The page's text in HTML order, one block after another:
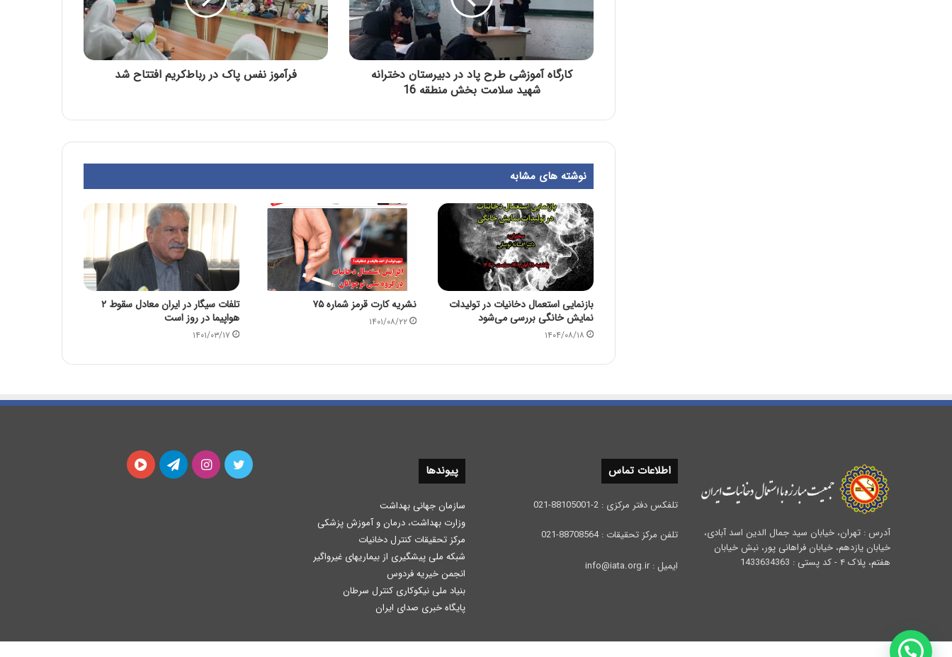
کارگاه آموزشی طرح پاد در دبیرستان دخترانه
شهید سلامت بخش منطقه 16
فرآموز نفس پاک در رباط‌کریم افتتاح شد
نوشته های مشابه
بازنمایی استعمال دخانیات در تولیدات
نمایش خانگی بررسی می‌شود
۱۴۰۴/۰۸/۱۸
نشریه کارت قرمز شماره ۷۵
۱۴۰۱/۰۸/۲۲
تلفات سیگار در ایران معادل سقوط ۲
هواپیما در روز است
۱۴۰۱/۰۳/۱۷
آدرس : تهران، خیابان سید جمال الدین اسد آبادی،
خیابان یازدهم، خیابان فراهانی پور، نبش خیابان
هفتم، پلاک ۴ - کد پستی : 1433634363
اطلاعات تماس
تلفکس دفتر مرکزی : 2-88105001-021
تلفن مرکز تحقیقات : 88708564-021
ایمیل : info@iata.org.ir
پیوندها
سازمان جهانی بهداشت
وزارت بهداشت، درمان و آموزش پزشكی
مرکز تحقیقات کنترل دخانیات
شبکه ملی پیشگیری از بیماریهای غیرواگیر
انجمن خیریه فردوس
بنیاد ملی نیکوکاری کنترل سرطان
پایگاه خبری صدای ایران
توییتر اینستاگرامتلگرام آپارات